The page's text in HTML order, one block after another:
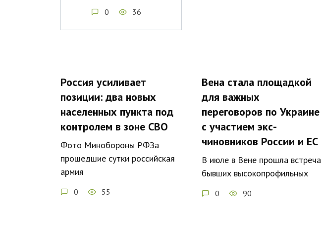
0 36
Россия усиливает
позиции: два новых
населенных пункта под
контролем в зоне СВО
Фото Минобороны РФЗа
прошедшие сутки российская
армия
0 55
Вена стала площадкой
для важных
переговоров по Украине
с участием экс-
чиновников России и ЕС
В июле в Вене прошла встреча
бывших высокопрофильных
0 90